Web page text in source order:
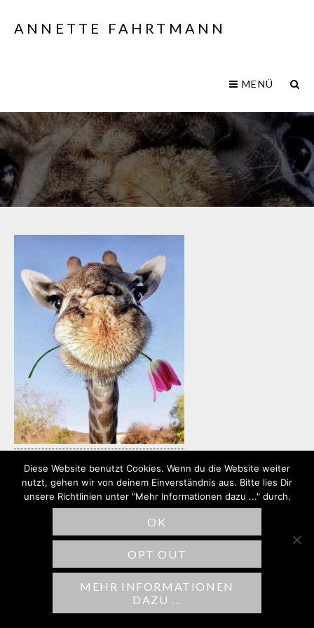
ANNETTE FAHRTMANN
MENÜ
SCHREIBE EINEN
KOMMENTAR
Deine E-Mail-Adresse wird nicht
veröffentlicht. Erforderliche Felder sind
Diese Website benutzt Cookies. Wenn du die Website weiter
nutzt, gehen wir von deinem Einverständnis aus. Bitte lies Dir
unsere Richtlinien unter "Mehr Informationen dazu ..." durch.
OK
OPT OUT
MEHR INFORMATIONEN
DAZU ...